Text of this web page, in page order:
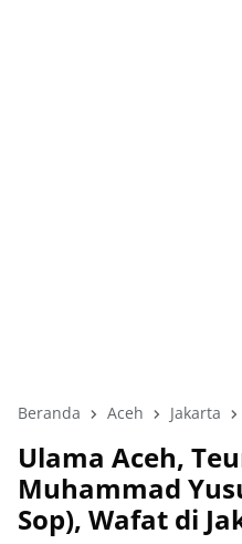
Beranda Aceh Jakarta
Ulama Aceh,
Muhammad
Sop), Wafat di